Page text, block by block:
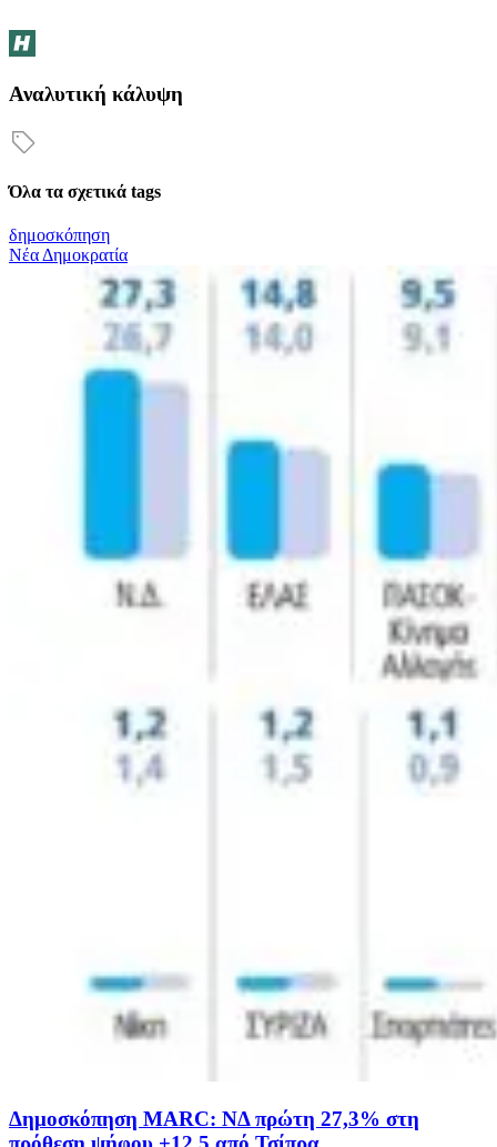
Αναλυτική κάλυψη
Όλα τα σχετικά tags
δημοσκόπηση
Νέα Δημοκρατία
Δημοσκόπηση MARC: ΝΔ πρώτη 27,3% στη